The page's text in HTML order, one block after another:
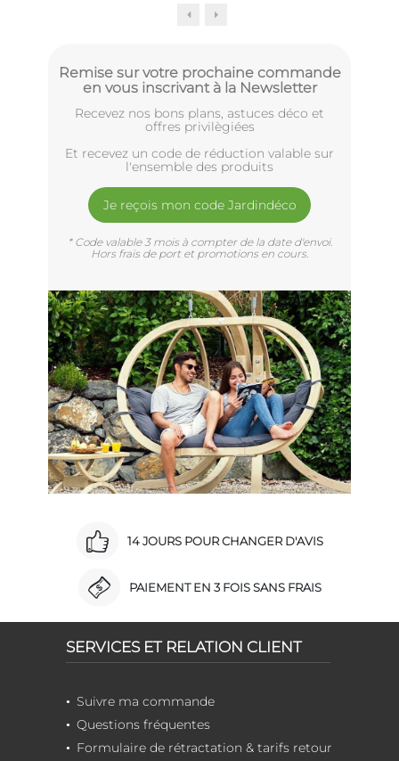
Remise sur votre prochaine commande
en vous inscrivant à la Newsletter
Recevez nos bons plans, astuces déco et
offres privilègiées
Et recevez un code de réduction valable sur
l'ensemble des produits
Je reçois mon code Jardindéco
* Code valable 3 mois à compter de la date d'envoi.
Hors frais de port et promotions en cours.
14 JOURS POUR CHANGER D'AVIS
PAIEMENT EN 3 FOIS SANS FRAIS
SERVICES ET RELATION CLIENT
Suivre ma commande
Questions fréquentes
Formulaire de rétractation & tarifs retour